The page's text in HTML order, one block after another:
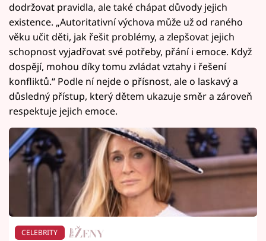
dodržovat pravidla, ale také chápat důvody jejich
existence. „Autoritativní výchova může už od raného
věku učit děti, jak řešit problémy, a zlepšovat jejich
schopnost vyjadřovat své potřeby, přání i emoce. Když
dospějí, mohou díky tomu zvládat vztahy i řešení
konfliktů.“ Podle ní nejde o přísnost, ale o laskavý a
důsledný přístup, který dětem ukazuje směr a zároveň
respektuje jejich emoce.
CELEBRITY